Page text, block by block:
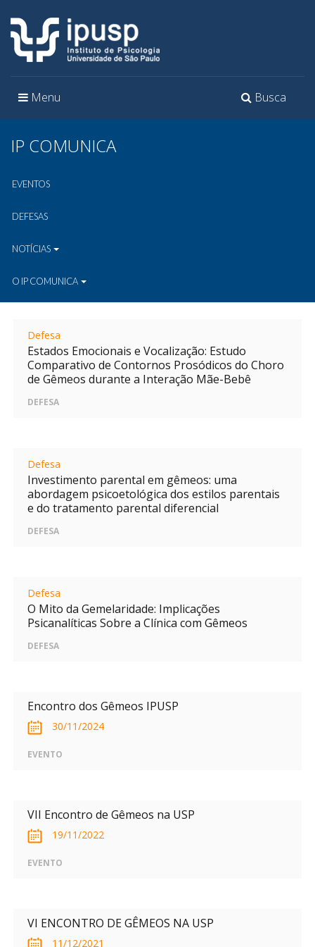
Toggle
Busca
Toggle
Menu
IP COMUNICA
EVENTOS
DEFESAS
NOTÍCIAS
O IP COMUNICA
Defesa
Estados Emocionais e Vocalização: Estudo
Comparativo de Contornos Prosódicos do Choro
de Gêmeos durante a Interação Mãe-Bebê
DEFESA
Defesa
Investimento parental em gêmeos: uma
abordagem psicoetológica dos estilos parentais
e do tratamento parental diferencial
DEFESA
Defesa
O Mito da Gemelaridade: Implicações
Psicanalíticas Sobre a Clínica com Gêmeos
DEFESA
Encontro dos Gêmeos IPUSP
30/11/2024
EVENTO
VII Encontro de Gêmeos na USP
19/11/2022
EVENTO
VI ENCONTRO DE GÊMEOS NA USP
11/12/2021